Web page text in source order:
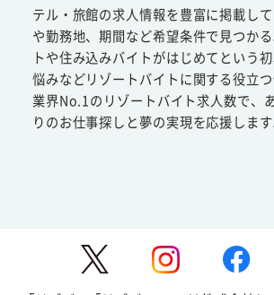
テル・旅館の求人情報を豊富に掲載し
や勤務地、期間など希望条件で見つか
トや住み込みバイトがはじめてという
悩みなどリゾートバイトに関する役立つ
業界No.1のリゾートバイト求人数で、
りのお仕事探しと夢の実現を応援します